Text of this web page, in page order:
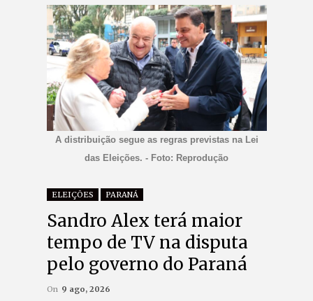
A distribuição segue as regras previstas na Lei
das Eleições. - Foto: Reprodução
ELEIÇÕES PARANÁ
Sandro Alex terá maior
tempo de TV na disputa
pelo governo do Paraná
On 9 ago, 2026